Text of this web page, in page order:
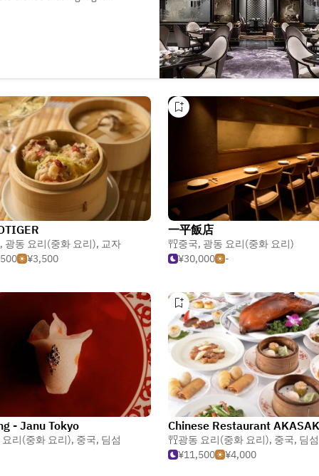
, 광동 요리(중화 요리), 교자
¥3,500
一平飯店
중국, 광동 요리(중화 요리)
¥30,000
-
- Janu Tokyo
리(중화 요리), 중국, 딤섬 광동 요리(중화 요리), 중국, 딤섬
¥11,500
¥4,000